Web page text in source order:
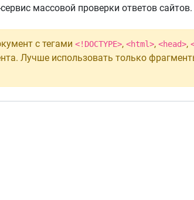
массовой проверки ответов сайтов.
с тегами <!DOCTYPE>, <html>, <head>,
Лучше использовать только